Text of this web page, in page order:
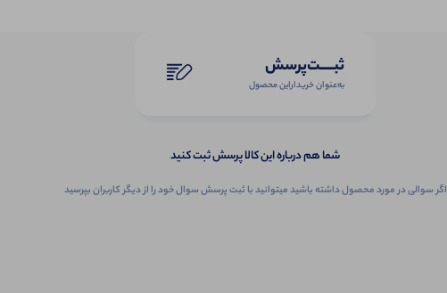
ثبـــــت‌پرسش
به‌عنوان ‌خریدار‌این‌ محصول
شما هم درباره این کالا پرسش ثبت کنید
اگر سوالی در مورد محصول داشته باشید میتوانید با ثبت پرسش سوال خود را از دیگر کاربران بپرسید